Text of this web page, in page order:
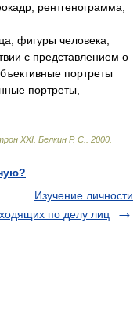
рентгенограмма,
фигуры человека,
с представлением о
портреты
портреты,
XXI Белкин Р. С. 2000
Изучение личности
по делу лиц